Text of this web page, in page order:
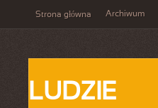
Strona główna Archiwum
LUDZIE